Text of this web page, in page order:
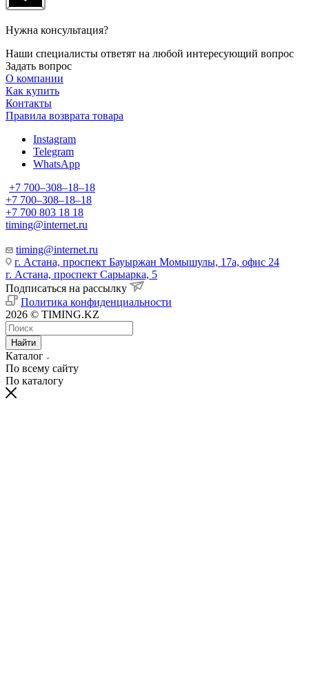
Нужна консультация?
Наши специалисты ответят на любой интересующий вопрос
Задать вопрос
О компании
Как купить
Контакты
Правила возврата товара
Instagram
Telegram
WhatsApp
+7 700‒308‒18‒18
+7 700‒308‒18‒18
+7 700 803 18 18
timing@internet.ru
timing@internet.ru
г. Астана, проспект Бауыржан Момышулы, 17а, офис 24
г. Астана, проспект Сарыарка, 5
Подписаться на рассылку
Политика конфиденциальности
2026 © TIMING.KZ
Найти
Каталог
По всему сайту
По каталогу